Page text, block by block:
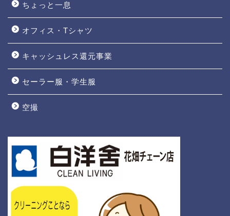
ちょっと一息
オフィス・Tシャツ
キャッシュレス還元事業
セーラー服・学生服
空撮